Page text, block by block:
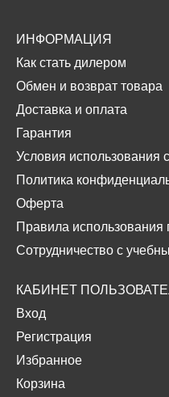
ИНФОРМАЦИЯ
Как стать дилером
Обмен и возврат товара
Доставка и оплата
Гарантия
Условия использования
Политика
Оферта
Правила использования
Сотрудничество с
КАБИНЕТ
Вход
Регистрация
Избранное
Корзина